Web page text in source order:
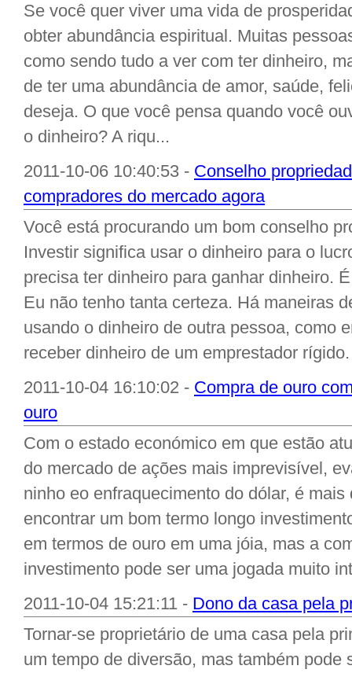
Se você quer viver uma vida de
obter abundância espiritual. Muitas
como sendo tudo a ver com ter dinheiro,
de ter uma abundância de amor, saúde,
deseja. O que você pensa quando você
o dinheiro? A riqu...
2011-10-06 10:40:53 - Conselho
compradores do mercado agora
Você está procurando um bom conselho
Investir significa usar o dinheiro para o
precisa ter dinheiro para ganhar dinheiro.
Eu não tenho tanta certeza. Há maneiras
usando o dinheiro de outra pessoa, como
receber dinheiro de um emprestador
2011-10-04 16:10:02 - Compra de ouro
ouro
Com o estado económico em que estão
do mercado de ações mais imprevisível,
ninho eo enfraquecimento do dólar, é
encontrar um bom termo longo
em termos de ouro em uma jóia, mas a
investimento pode ser uma jogada muito
2011-10-04 15:21:11 - Dono da casa pela
Tornar-se proprietário de uma casa pela
um tempo de diversão, mas também pode